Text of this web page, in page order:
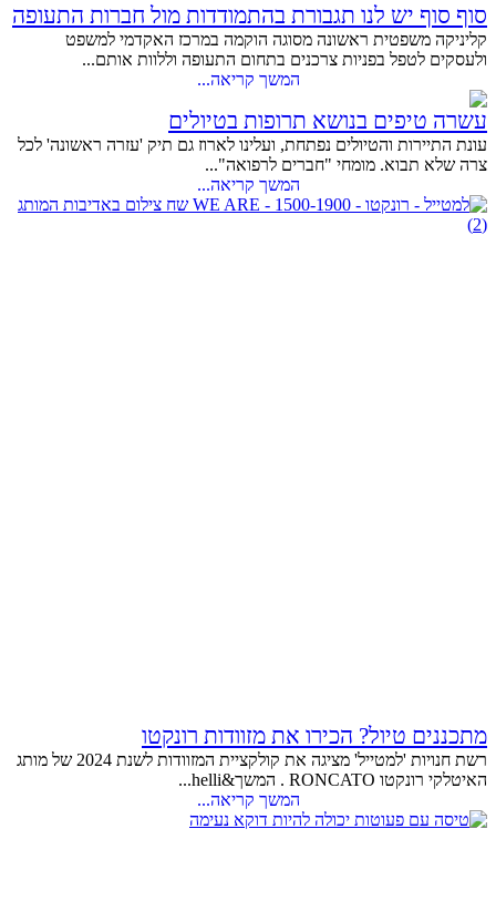
סוף סוף יש לנו תגבורת בהתמודדות מול חברות התעופה
קליניקה משפטית ראשונה מסוגה הוקמה במרכז האקדמי למשפט
ולעסקים לטפל בפניות צרכנים בתחום התעופה וללוות אותם...
המשך קריאה...
עשרה טיפים בנושא תרופות בטיולים
עונת התיירות והטיולים נפתחת, ועלינו לארוז גם תיק 'עזרה ראשונה' לכל
צרה שלא תבוא. מומחי "חברים לרפואה"...
המשך קריאה...
מתכננים טיול? הכירו את מזוודות רונקטו
רשת חנויות 'למטייל' מציגה את קולקציית המזוודות לשנת 2024 של מותג
האיטלקי רונקטו RONCATO . המשך&helli...
המשך קריאה...